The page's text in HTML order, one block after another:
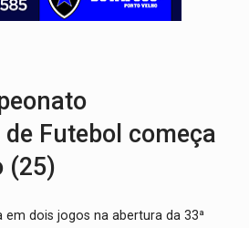
com machado, homem ameaça matar sobrinha grávida e
de Futebol começa
(25)
em dois jogos na abertura da 33ª